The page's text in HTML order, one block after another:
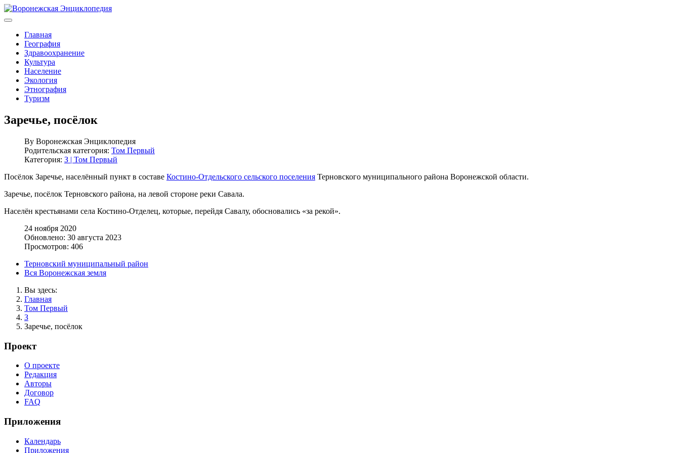
Главная
География
Здравоохранение
Культура
Население
Экология
Этнография
Туризм
Заречье, посёлок
By Воронежская Энциклопедия
Родительская категория: Том Первый
Категория: З | Том Первый
Посёлок Заречье, населённый пункт в составе Костино-Отдельского сельского поселения Терновского муниципального района Воронежской области.
Заречье, посёлок Терновского района, на левой стороне реки Савала.
Населён крестьянами села Костино-Отделец, которые, перейдя Савалу, обосновались «за рекой».
24 ноября 2020
Обновлено: 30 августа 2023
Просмотров: 406
Терновский муниципальный район
Вся Воронежская земля
Вы здесь:
Главная
Том Первый
З
Заречье, посёлок
Проект
О проекте
Редакция
Авторы
Договор
FAQ
Приложения
Календарь
Приложения